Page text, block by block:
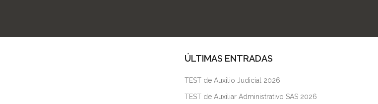
ÚLTIMAS ENTRADAS
TEST de Auxilio Judicial 2026
TEST de Auxiliar Administrativo SAS 2026